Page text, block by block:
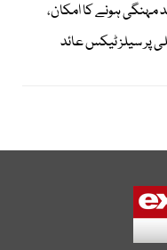
ہونے کا امکان،
پر سیلز ٹیکس عائد